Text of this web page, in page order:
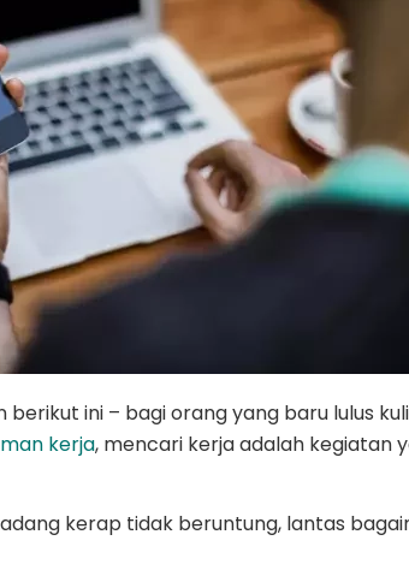
ini – bagi orang yang baru lulus
kerja, mencari kerja adalah kegiatan
kerap tidak beruntung, lantas